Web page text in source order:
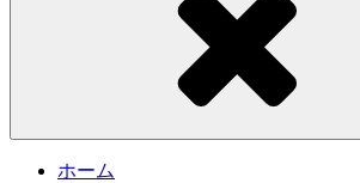
ホーム